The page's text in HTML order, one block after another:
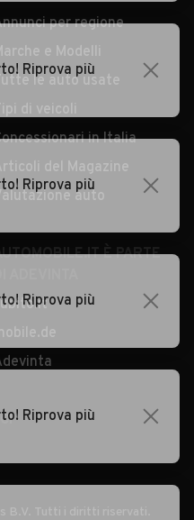
per regione
e Modelli
le auto usate
di veicoli
in Italia
del Magazine
auto
È PARTE
Tutti i diritti riservati.
Riprova più
Riprova più
Riprova più
Riprova più